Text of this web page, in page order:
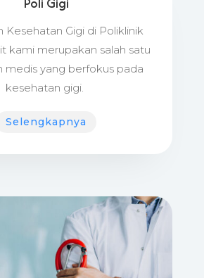
Kesehatan Gigi di Poliklinik
kami merupakan salah satu
medis yang berfokus pada
kesehatan gigi.
Selengkapnya